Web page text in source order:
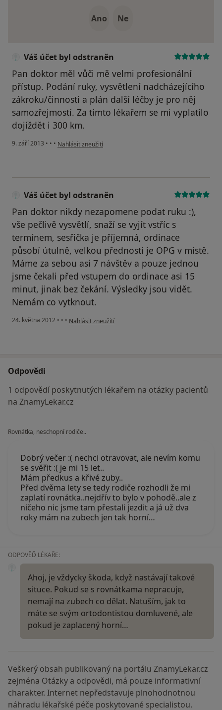
Ano Ne
Váš účet byl odstraněn
Pan doktor měl vůči mě velmi profesionální
přístup. Podání ruky, vysvětlení nadcházejícího
zákroku/činnosti a plán další léčby je pro něj
samozřejmostí. Za tímto lékařem se mi vyplatilo
dojíždět i 300 km.
9. září 2013 • • • podle názoru uživatele Váš účet byl odstraněn
Nahlásit zneužití
Váš účet byl odstraněn
Pan doktor nikdy nezapomene podat ruku :),
vše pečlivě vysvětlí, snaží se vyjít vstříc s
termínem, sesřička je příjemná, ordinace
působí útulně, velkou předností je OPG v místě.
Máme za sebou asi 7 návštěv a pouze jednou
jsme čekali před vstupem do ordinace asi 15
minut, jinak bez čekání. Výsledky jsou vidět.
Nemám co vytknout.
24. května 2012 • • • podle názoru uživatele Váš účet byl odstraněn
Nahlásit zneužití
Odpovědi
1 odpovědí poskytnutých lékařem na otázky pacientů
na ZnamyLekar.cz
Rovnátka, neschopní rodiče..
Dobrý večer :( nechci otravovat, ale nevím komu
se svěřit :( je mi 15 let..
Mám předkus a křivé zuby..
Před dvěma lety se tedy rodiče rozhodli že mi
zaplatí rovnátka..nejdřív to bylo v pohodě..ale z
ničeho nic jsme tam přestali jezdit a já už dva
roky mám na zubech jen tak horní…
ODPOVĚĎ LÉKAŘE:
Ahoj, je vždycky škoda, když nastávají takové
situce. Pokud se s rovnátkama nepracuje,
nemají na zubech co dělat. Natuším, jak to
máte se svým ortodontistou domluvené, ale
pokud je zaplacený horní…
Veškerý obsah publikovaný na portálu ZnamyLekar.cz
zejména Otázky a odpovědi, má pouze informativní
charakter. Internet nepředstavuje plnohodnotnou
náhradu lékařské péče poskytované specialistou.